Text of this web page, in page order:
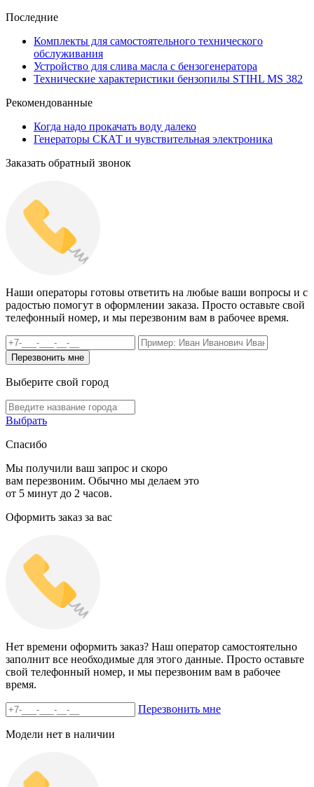
Последние
Комплекты для самостоятельного технического
обслуживания
Устройство для слива масла с бензогенератора
Технические характеристики бензопилы STIHL MS 382
Рекомендованные
Когда надо прокачать воду далеко
Генераторы СКАТ и чувствительная электроника
Заказать обратный звонок
Наши операторы готовы ответить на любые ваши вопросы и с
радостью помогут в оформлении заказа. Просто оставьте свой
телефонный номер, и мы перезвоним вам в рабочее время.
Выберите свой город
Выбрать
Спасибо
Мы получили ваш запрос и скоро
вам перезвоним. Обычно мы делаем это
от 5 минут до 2 часов.
Оформить заказ за вас
Нет времени оформить заказ? Наш оператор самостоятельно
заполнит все необходимые для этого данные. Просто оставьте
свой телефонный номер, и мы перезвоним вам в рабочее
время.
Перезвонить мне
Модели нет в наличии